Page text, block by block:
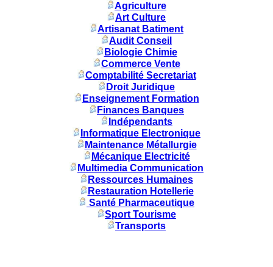
Agriculture
Art Culture
Artisanat Batiment
Audit Conseil
Biologie Chimie
Commerce Vente
Comptabilité Secretariat
Droit Juridique
Enseignement Formation
Finances Banques
Indépendants
Informatique Electronique
Maintenance Métallurgie
Mécanique Electricité
Multimedia Communication
Ressources Humaines
Restauration Hotellerie
Santé Pharmaceutique
Sport Tourisme
Transports